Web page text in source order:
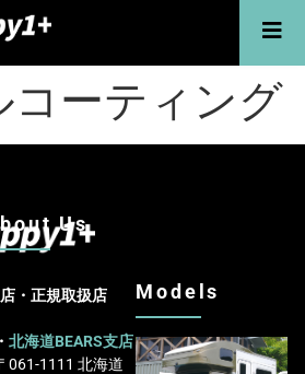
コーティング
Us
・正規取扱店
・ 北海道BEARS支店
061-1111 北海道
Models